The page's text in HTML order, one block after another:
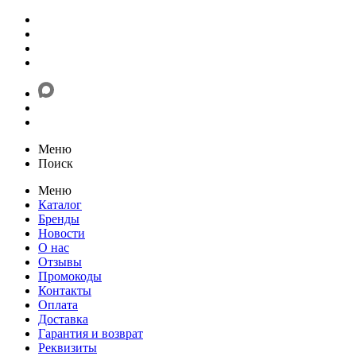
Меню
Поиск
Меню
Каталог
Бренды
Новости
О нас
Отзывы
Промокоды
Контакты
Оплата
Доставка
Гарантия и возврат
Реквизиты